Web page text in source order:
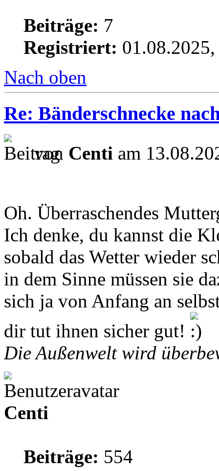
Beiträge: 7
Registriert:
Nach oben
Re: Bänderschnecke
von Centi am
Oh. Überraschendes
Ich denke, du kannst die
sobald das Wetter wieder
in dem Sinne müssen sie
sich ja von Anfang an
dir tut ihnen sicher gut!
Die Außenwelt wird
Centi
Beiträge: 554